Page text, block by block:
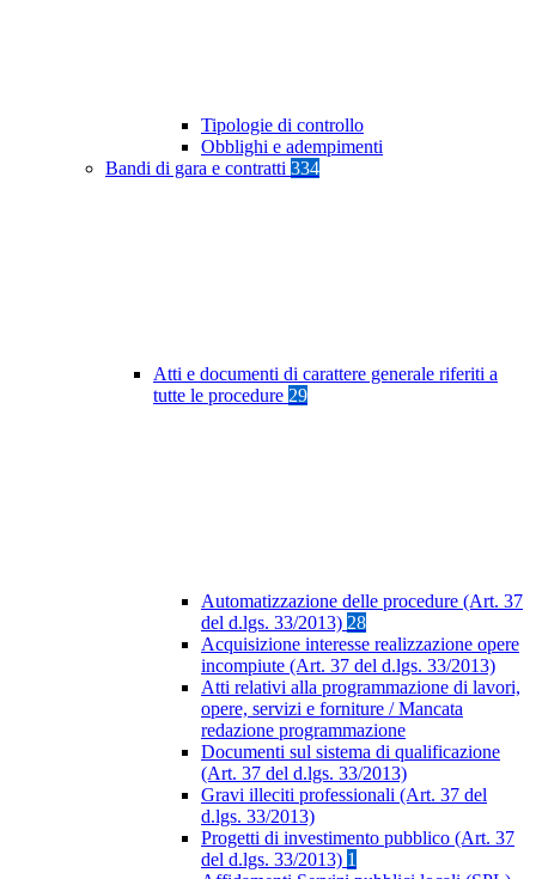
Tipologie di controllo
Obblighi e adempimenti
Bandi di gara e contratti 334
Atti e documenti di carattere generale riferiti a
tutte le procedure 29
Automatizzazione delle procedure (Art. 37
del d.lgs. 33/2013) 28
Acquisizione interesse realizzazione opere
incompiute (Art. 37 del d.lgs. 33/2013)
Atti relativi alla programmazione di lavori,
opere, servizi e forniture / Mancata
redazione programmazione
Documenti sul sistema di qualificazione
(Art. 37 del d.lgs. 33/2013)
Gravi illeciti professionali (Art. 37 del
d.lgs. 33/2013)
Progetti di investimento pubblico (Art. 37
del d.lgs. 33/2013) 1